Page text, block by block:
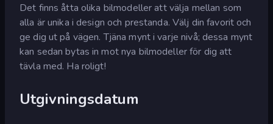
Det finns åtta olika bilmodeller att välja mellan som
alla är unika i design och prestanda. Välj din favorit och
ge dig ut på vägen. Tjäna mynt i varje nivå; dessa mynt
kan sedan bytas in mot nya bilmodeller för dig att
tävla med. Ha roligt!
Utgivningsdatum